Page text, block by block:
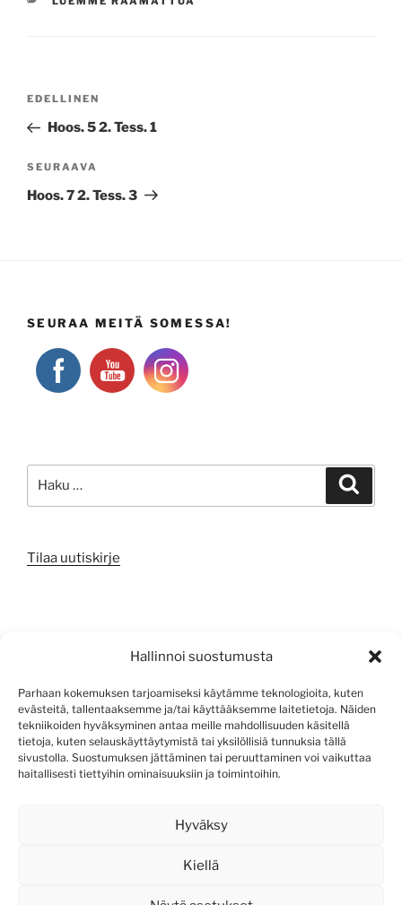
Hallinnoi suostumusta
Parhaan kokemuksen tarjoamiseksi käytämme teknologioita, kuten
evästeitä, tallentaaksemme ja/tai käyttääksemme laitetietoja. Näiden
tekniikoiden hyväksyminen antaa meille mahdollisuuden käsitellä
tietoja, kuten selauskäyttäytymistä tai yksilöllisiä tunnuksia tällä
sivustolla. Suostumuksen jättäminen tai peruuttaminen voi vaikuttaa
haitallisesti tiettyihin ominaisuuksiin ja toimintoihin.
Hyväksy
Kiellä
Edellinen
artikkeli
EDELLINEN
Hoos. 5 2. Tess. 1
Seuraava
artikkeli
SEURAAVA
Hoos. 7 2. Tess. 3
SEURAA MEITÄ SOMESSA!
Tilaa uutiskirje
Sisältösyöte
Kommenttisyöte